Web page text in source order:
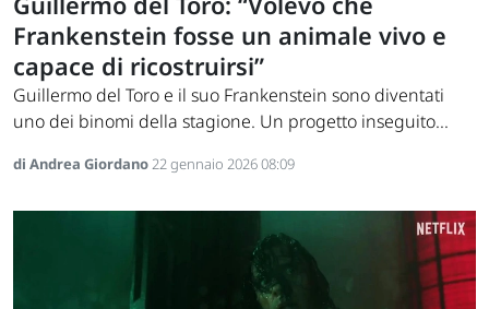
Frankenstein fosse un animale vivo e
capace di ricostruirsi”
Guillermo del Toro e il suo Frankenstein sono diventati
uno dei binomi della stagione. Un progetto inseguito...
di Andrea Giordano22 gennaio 2026 08:09